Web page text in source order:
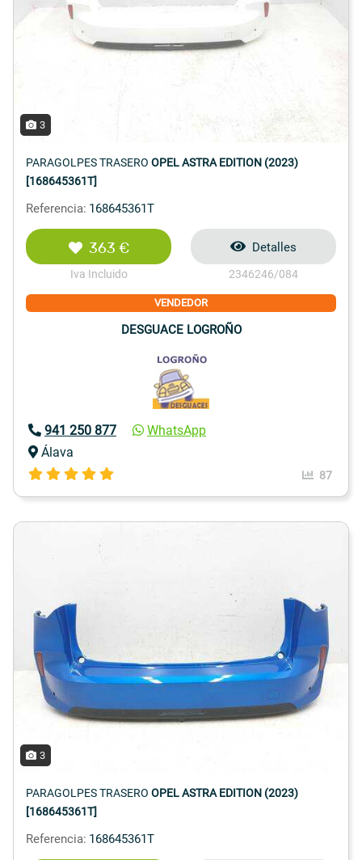
3
PARAGOLPES TRASERO OPEL ASTRA EDITION (2023)
[168645361T]
Referencia: 168645361T
363 €
Iva Incluido
Detalles
2346246/084
VENDEDOR
DESGUACE LOGROÑO
941 250 877
WhatsApp
Álava
87
3
PARAGOLPES TRASERO OPEL ASTRA EDITION (2023)
[168645361T]
Referencia: 168645361T